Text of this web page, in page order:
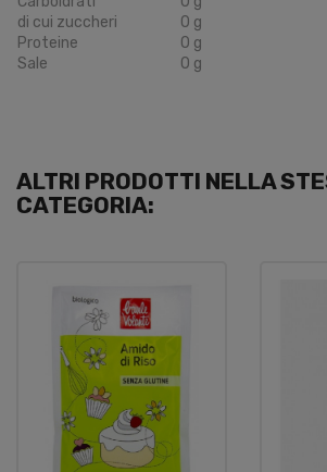
di cui zuccheri
0 g
Proteine
0 g
Sale
0 g
ALTRI PRODOTTI NELLA
CATEGORIA: